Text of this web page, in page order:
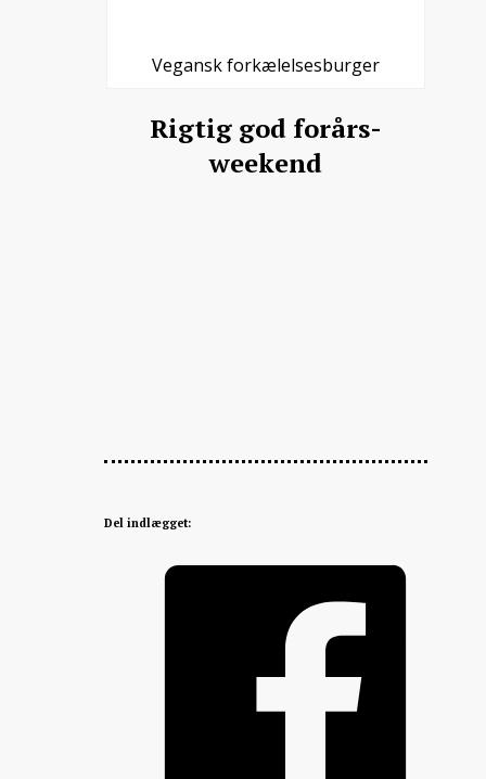
Vegansk forkælelsesburger
Rigtig god forårs-
weekend
Del indlægget: